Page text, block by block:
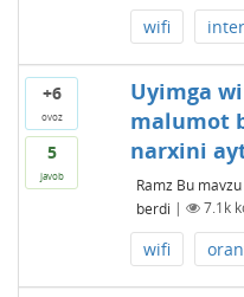
wifi
+6
ovoz
5
javob
Uyimga
malumot
narxini
Ramz Bu mavzu
berdi | 7.1k
wifi